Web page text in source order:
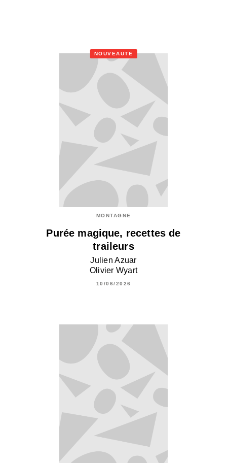
NOUVEAUTÉ
MONTAGNE
Purée magique, recettes de
traileurs
Julien Azuar
Olivier Wyart
10/06/2026